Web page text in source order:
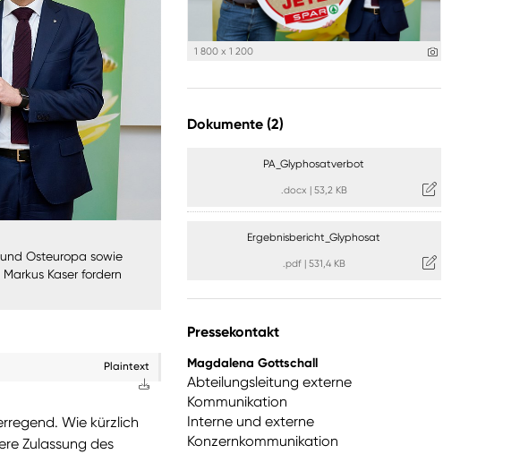
Osteuropa sowie
Kaser fordern
Plaintext
Wie kürzlich
Zulassung des
1 800 x 1 200
Dokumente (2)
PA_Glyphosatverbot
.docx 53,2 KB
Ergebnisbericht_Glyphosat
.pdf| 531,4 KB
Pressekontakt
Magdalena Gottschall
Abteilungsleitung externe
Kommunikation
Interne und externe
Konzernkommunikation